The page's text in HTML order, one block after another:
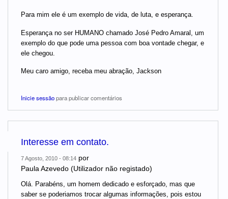
Para mim ele é um exemplo de vida, de luta, e esperança.
Esperança no ser HUMANO chamado José Pedro Amaral, um
exemplo do que pode uma pessoa com boa vontade chegar, e
ele chegou.
Meu caro amigo, receba meu abração, Jackson
Inicie sessãopara publicar comentários
Interesse em contato.
7 Agosto, 2010 - 08:14 por
Paula Azevedo (Utilizador não registado)
Olá. Parabéns, um homem dedicado e esforçado, mas que
saber se poderiamos trocar algumas informações, pois estou